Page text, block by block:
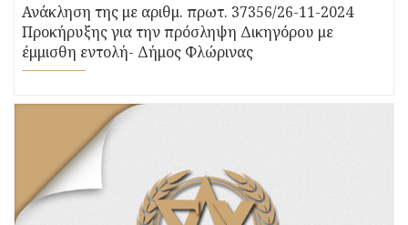
Ανάκληση της με αριθμ. πρωτ. 37356/26-11-2024
Προκήρυξης για την πρόσληψη Δικηγόρου με
έμμισθη εντολή- Δήμος Φλώρινας